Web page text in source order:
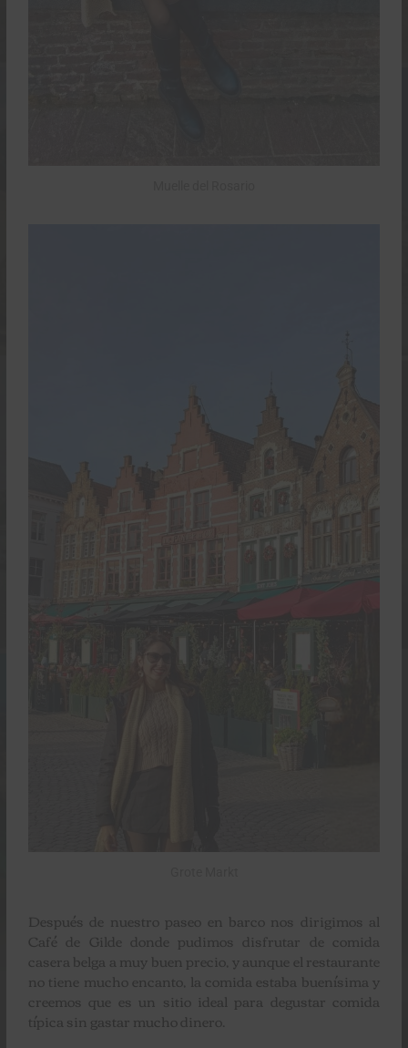
Después de nuestro paseo en barco nos dirigimos al
Café de Gilde donde pudimos disfrutar de comida
casera belga a muy buen precio, y aunque el restaurante
no tiene mucho encanto, la comida estaba buenísima y
creemos que es un sitio ideal para degustar comida
típica sin gastar mucho dinero.